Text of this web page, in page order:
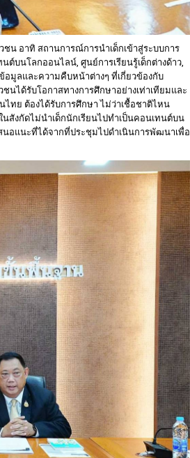
ชน อาทิ สถานการณ์การนำเด็กเข้าสู่ระบบการ
ต์บนโลกออนไลน์, ศูนย์การเรียนรู้เด็กต่างด้าว,
อมูลและความคืบหน้าต่างๆ ที่เกี่ยวข้องกับ
นได้รับโอกาสทางการศึกษาอย่างเท่าเทียมและ
ทย ต้องได้รับการศึกษา ไม่ว่าเชื้อชาติไหน
งกัดไม่นำเด็กนักเรียนไปทำเป็นคอนเทนต์บน
อแนะที่ได้จากที่ประชุมไปดำเนินการพัฒนาเพื่อ